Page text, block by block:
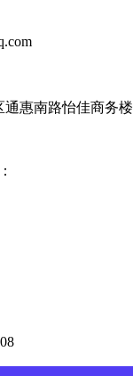
惠南路怡佳商务楼